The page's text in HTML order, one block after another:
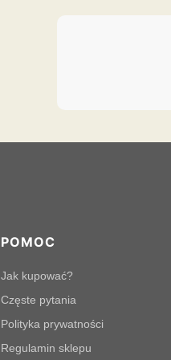
POMOC
Jak kupować?
Częste pytania
Polityka prywatności
Regulamin sklepu